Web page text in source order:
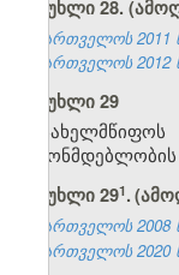
მუხლი 28.
საქართველოს
საქართველოს
მუხლი 29
მუხლი 29​1.
საქართველოს
საქართველოს